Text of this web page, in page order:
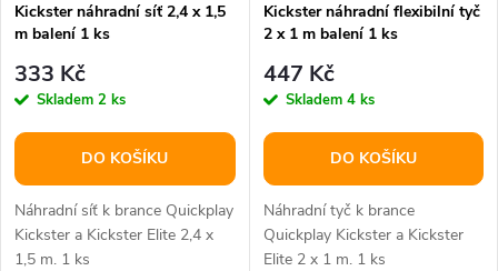
Kickster náhradní síť 2,4 x 1,5
m balení 1 ks
333 Kč
Skladem 2 ks
DO KOŠÍKU
Náhradní síť k brance Quickplay
Kickster a Kickster Elite 2,4 x
1,5 m. 1 ks
Kickster náhradní flexibilní tyč
2 x 1 m balení 1 ks
447 Kč
Skladem 4 ks
DO KOŠÍKU
Náhradní tyč k brance
Quickplay Kickster a Kickster
Elite 2 x 1 m. 1 ks